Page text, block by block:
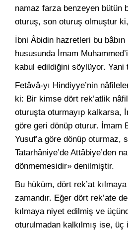
namaz farza benzeyen bütün
oturuş, son oturuş olmuştur
İbni Âbidin hazretleri bu
hususunda İmam
kabul edildiğini söylüyor. Yani
Fetâvâ-yı Hindiyye’nin
ki: Bir kimse dört rek’atlik
oturuşta oturmayıp kalkarsa,
göre geri dönüp oturur. İmam
Yusuf’a göre dönüp oturmaz,
Tatarhâniye’de Attâbiye’den
dönmemesidir» denilmiştir.
Bu hüküm, dört rek’at
zamandır. Eğer dört rek’ate
kılmaya niyet edilmiş ve
oturulmadan kalkılmış ise, üç